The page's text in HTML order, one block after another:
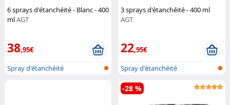
6 sprays d'étanchéité - Blanc - 400
mlAGT
38,95€
Spray d'étanchéité
3 sprays d'étanchéité - 400 ml
AGT
22,95€
Spray d'étanchéité
-28 %